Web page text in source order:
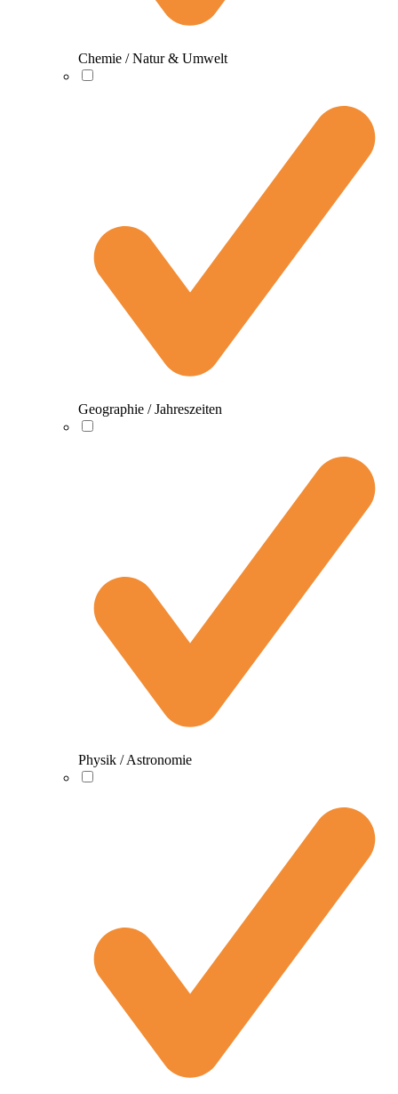
Chemie / Natur & Umwelt
Geographie / Jahreszeiten
Physik / Astronomie